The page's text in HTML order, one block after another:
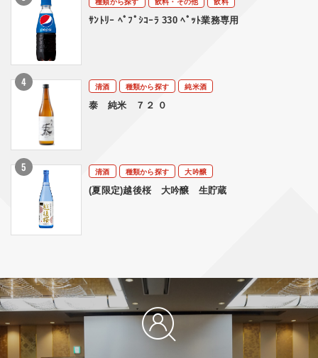
ｻﾝﾄﾘｰ ﾍﾟﾌﾟｼｺｰﾗ 330 ﾍﾟｯﾄ業務専用
清酒 種類から探す
純米酒
泰 純米 ７２ ０
清酒 種類から探す
大吟醸
(夏限定)越後桜 大吟醸 生貯蔵